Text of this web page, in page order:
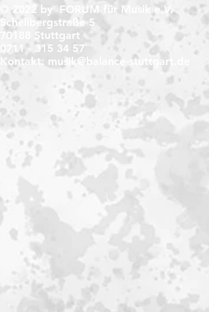
© 2022 by FORUM für Musik e.V.
Schellbergstraße 5
70188 Stuttgart
0711 - 315 34 57
Kontakt: musik@balance-stuttgart.de